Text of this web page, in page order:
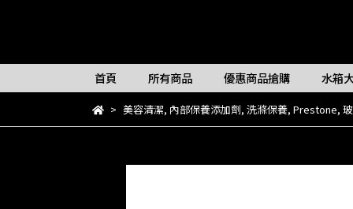
首頁 所有商品 優惠商品搶購 水箱
美容清潔, 內部保養添加劑, 洗滌保養, Prestone,